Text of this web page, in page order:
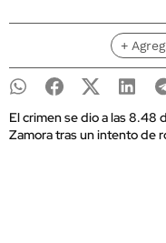
+
El crimen se dio a las 8.48
Zamora tras un intento de